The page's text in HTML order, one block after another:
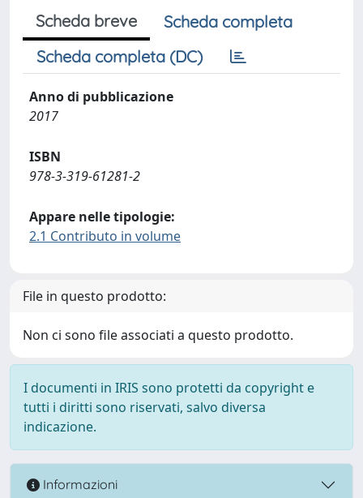
Scheda breve
Scheda completa
Scheda completa (DC)
Anno di pubblicazione
2017
ISBN
978-3-319-61281-2
Appare nelle tipologie:
2.1 Contributo in volume
File in questo prodotto:
Non ci sono file associati a questo prodotto.
I documenti in IRIS sono protetti da copyright e
tutti i diritti sono riservati, salvo diversa
indicazione.
Informazioni